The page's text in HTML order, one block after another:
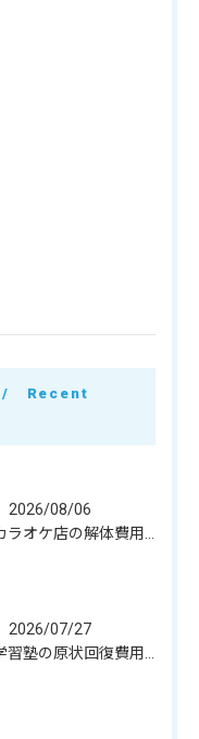
Recent
2026/08/06
2026/07/27